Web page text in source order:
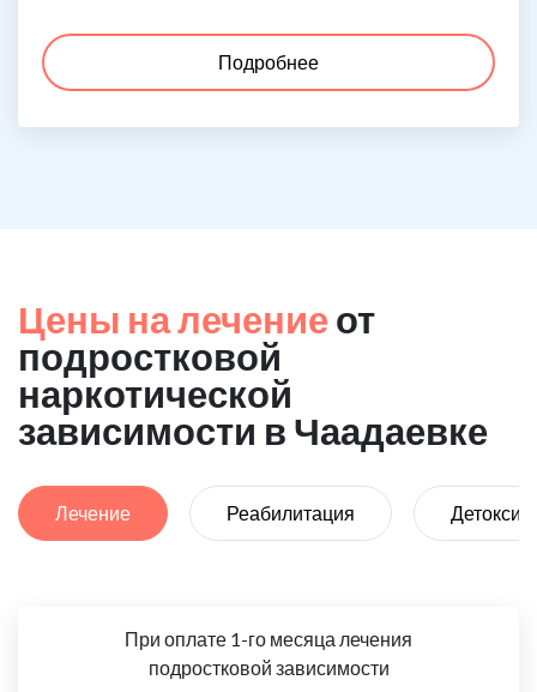
Подробнее
Цены на лечение от
подростковой
наркотической
зависимости в Чаадаевке
Лечение Реабилитация
При оплате 1-го месяца лечения
подростковой зависимости